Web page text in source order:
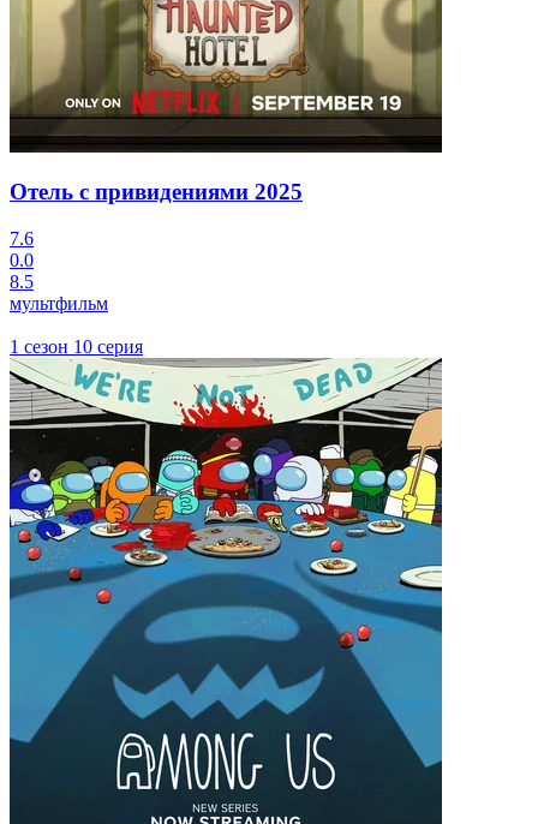
Отель с привидениями 2025
7.6
0.0
8.5
мультфильм
1 сезон 10 серия